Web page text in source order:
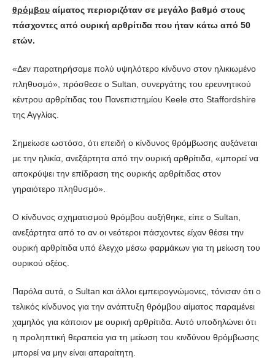
θρόμβου αίματος περιοριζόταν σε μεγάλο βαθμό στους
πάσχοντες από ουρική αρθρίτιδα που ήταν κάτω από 50
ετών.
«Δεν παρατηρήσαμε πολύ υψηλότερο κίνδυνο στον ηλικιωμένο
πληθυσμό», πρόσθεσε ο Sultan, συνεργάτης του ερευνητικού
κέντρου αρθρίτιδας του Πανεπιστημίου Keele στο Staffordshire
της Αγγλίας.
Σημείωσε ωστόσο, ότι επειδή ο κίνδυνος θρόμβωσης αυξάνεται
με την ηλικία, ανεξάρτητα από την ουρική αρθρίτιδα, «μπορεί να
αποκρύψει την επίδραση της ουρικής αρθρίτιδας στον
γηραιότερο πληθυσμό».
Ο κίνδυνος σχηματισμού θρόμβου αυξήθηκε, είπε ο Sultan,
ανεξάρτητα από το αν οι νεότεροι πάσχοντες είχαν θέσει την
ουρική αρθρίτιδα υπό έλεγχο μέσω φαρμάκων για τη μείωση του
ουρικού οξέος.
Παρόλα αυτά, ο Sultan και άλλοι εμπειρογνώμονες, τόνισαν ότι ο
τελικός κίνδυνος για την ανάπτυξη θρόμβου αίματος παραμένει
χαμηλός για κάποιον με ουρική αρθρίτιδα. Αυτό υποδηλώνει ότι
η προληπτική θεραπεία για τη μείωση του κινδύνου θρόμβωσης
μπορεί να μην είναι απαραίτητη.